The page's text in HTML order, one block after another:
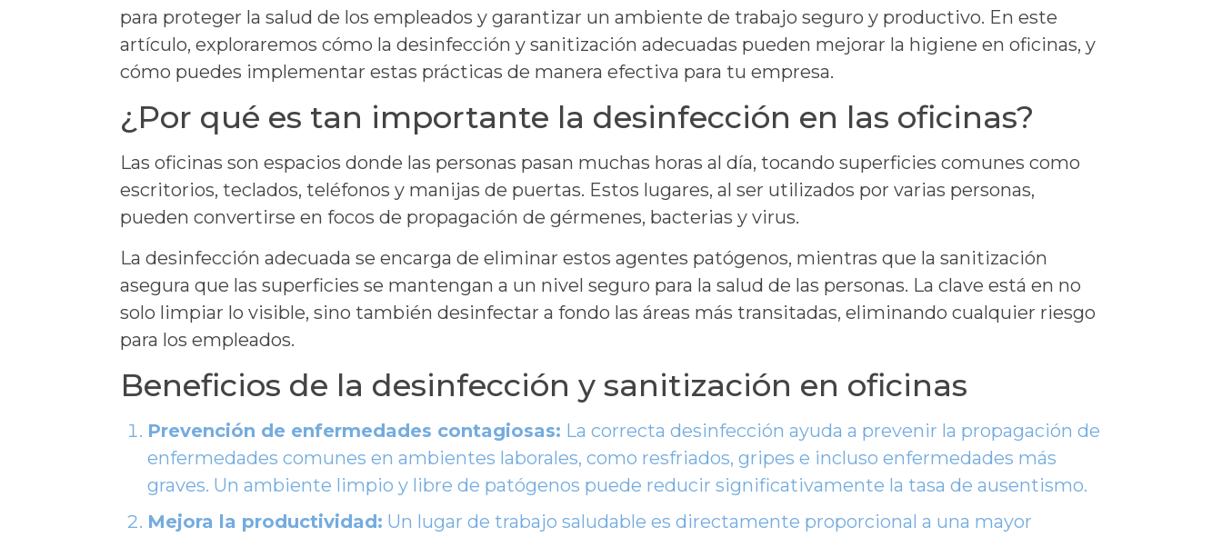
para proteger la salud de los empleados y garantizar un ambiente de trabajo seguro y productivo. En este
artículo, exploraremos cómo la desinfección y sanitización adecuadas pueden mejorar la higiene en oficinas, y
cómo puedes implementar estas prácticas de manera efectiva para tu empresa.
¿Por qué es tan importante la desinfección en las oficinas?
Las oficinas son espacios donde las personas pasan muchas horas al día, tocando superficies comunes como
escritorios, teclados, teléfonos y manijas de puertas. Estos lugares, al ser utilizados por varias personas,
pueden convertirse en focos de propagación de gérmenes, bacterias y virus.
La desinfección adecuada se encarga de eliminar estos agentes patógenos, mientras que la sanitización
asegura que las superficies se mantengan a un nivel seguro para la salud de las personas. La clave está en no
solo limpiar lo visible, sino también desinfectar a fondo las áreas más transitadas, eliminando cualquier riesgo
para los empleados.
Beneficios de la desinfección y sanitización en oficinas
Prevención de enfermedades contagiosas: La correcta desinfección ayuda a prevenir la propagación de
enfermedades comunes en ambientes laborales, como resfriados, gripes e incluso enfermedades más
graves. Un ambiente limpio y libre de patógenos puede reducir significativamente la tasa de ausentismo.
Mejora la productividad: Un lugar de trabajo saludable es directamente proporcional a una mayor